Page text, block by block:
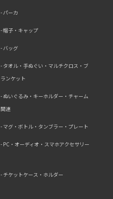
パーカ
帽子・キャップ
バッグ
タオル・手ぬぐい・マルチクロス・ブ
ランケット
ぬいぐるみ・キーホルダー・チャーム
関連
マグ・ボトル・タンブラー・プレート
PC・オーディオ・スマホアクセサリー
チケットケース・ホルダー